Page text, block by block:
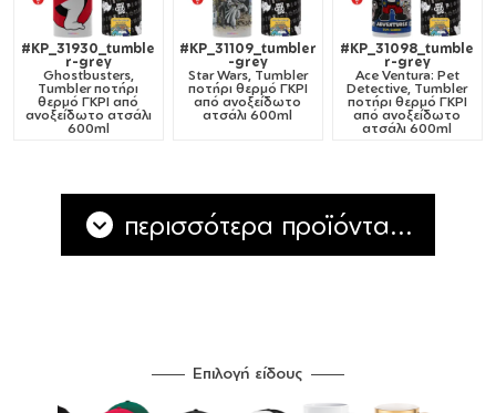
#KP_31930_tumble
r-grey
Ghostbusters,
Tumbler ποτήρι
θερμό ΓΚΡΙ από
ανοξείδωτο ατσάλι
600ml
#KP_31109_tumbler
-grey
Star Wars, Tumbler
ποτήρι θερμό ΓΚΡΙ
από ανοξείδωτο
ατσάλι 600ml
#KP_31098_tumble
r-grey
Ace Ventura: Pet
Detective, Tumbler
ποτήρι θερμό ΓΚΡΙ
από ανοξείδωτο
ατσάλι 600ml
περισσότερα προϊόντα...
Επιλογή είδους